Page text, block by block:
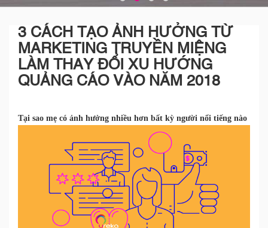
3 CÁCH TẠO ẢNH HƯỞNG TỪ
MARKETING TRUYỀN MIỆNG
LÀM THAY ĐỔI XU HƯỚNG
QUẢNG CÁO VÀO NĂM 2018
Tại sao mẹ có ảnh hưởng nhiều hơn bất kỳ người nổi tiếng nào